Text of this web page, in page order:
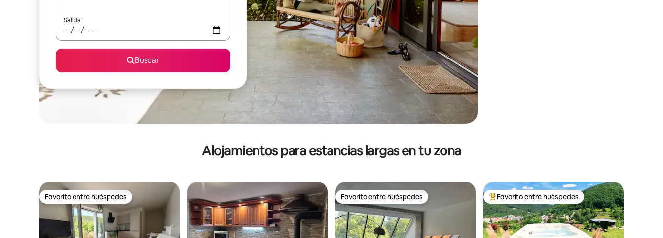
Salida
Buscar
Alojamientos para estancias largas en tu zona
Favorito entre huéspedes
Favorito entre huéspedes Favorito entre huéspedes
Favorito entre huéspedes De los mejores en Favorito entre huéspedes
Favorito entre huéspedes